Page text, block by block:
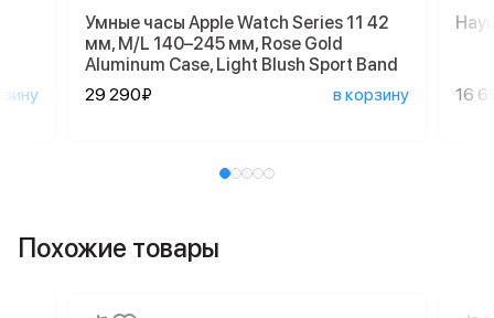
Умные часы Apple Watch Series 11 42
мм, M/L 140–245 мм, Rose Gold
Aluminum Case, Light Blush Sport Band
29 290₽
в корзину 16
Похожие товары